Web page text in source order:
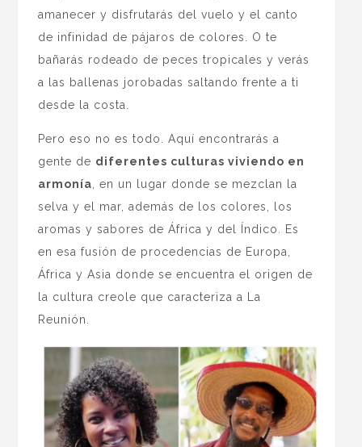
amanecer y disfrutarás del vuelo y el canto
de infinidad de pájaros de colores. O te
bañarás rodeado de peces tropicales y verás
a las ballenas jorobadas saltando frente a ti
desde la costa.
Pero eso no es todo. Aquí encontrarás a
gente de diferentes culturas viviendo en
armonía, en un lugar donde se mezclan la
selva y el mar, además de los colores, los
aromas y sabores de África y del Índico. Es
en esa fusión de procedencias de Europa,
África y Asia donde se encuentra el origen de
la cultura creole que caracteriza a La
Reunión.